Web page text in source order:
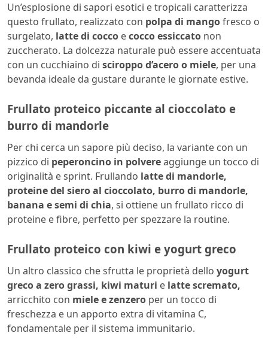
Un’esplosione di sapori esotici e tropicali caratterizza
questo frullato, realizzato con polpa di mangofresco o
surgelato, latte di cocco ecocco essiccato non
zuccherato. La dolcezza naturale può essere accentuata
con un cucchiaino di sciroppo d’acero o miele, per una
bevanda ideale da gustare durante le giornate estive.
Frullato proteico piccante al cioccolato e
burro di mandorle
Per chi cerca un sapore più deciso, la variante con un
pizzico di peperoncino in polvereaggiunge un tocco di
originalità e sprint. Frullando latte di mandorle,
proteine del siero al cioccolato, burro di mandorle,
banana e semi di chia, si ottiene un frullato ricco di
proteine e fibre, perfetto per spezzare la routine.
Frullato proteico con kiwi e yogurt greco
Un altro classico che sfrutta le proprietà dello yogurt
greco a zero grassi, kiwi maturi e latte scremato,
arricchito con miele e zenzero per un tocco di
freschezza e un apporto extra di vitamina C,
fondamentale per il sistema immunitario.